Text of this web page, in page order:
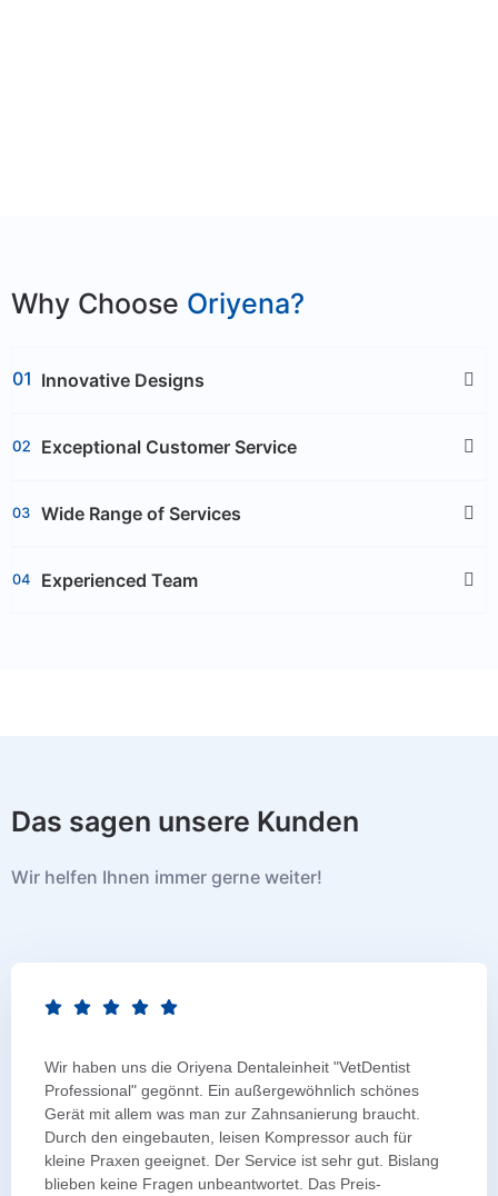
Why Choose Oriyena?
Innovative Designs
Exceptional Customer Service
Wide Range of Services
Experienced Team
Das sagen unsere Kunden
Wir helfen Ihnen immer gerne weiter!
Wir haben uns die Oriyena Dentaleinheit "VetDentist
Professional" gegönnt. Ein außergewöhnlich schönes
Gerät mit allem was man zur Zahnsanierung braucht.
Durch den eingebauten, leisen Kompressor auch für
kleine Praxen geeignet. Der Service ist sehr gut. Bislang
blieben keine Fragen unbeantwortet. Das Preis-